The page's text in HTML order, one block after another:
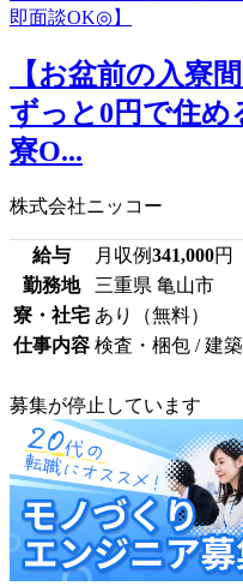
【お盆前の入寮
ずっと0円で住め
寮O...
株式会社ニッコー
給与 月収例341,000円
勤務地
三重県 亀山市
寮・社宅 あり（無料）
仕事内容 検査・梱包 / 建
募集が停止しています